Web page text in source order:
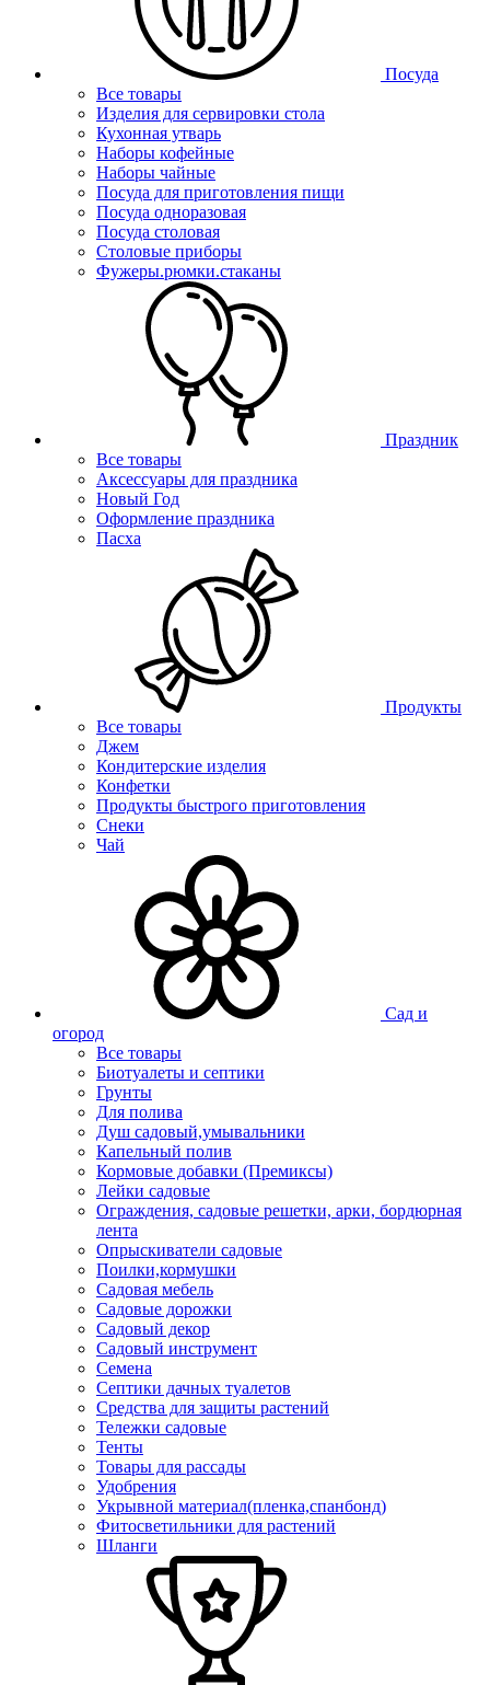
Посуда
Все товары
Изделия для сервировки стола
Кухонная утварь
Наборы кофейные
Наборы чайные
Посуда для приготовления пищи
Посуда одноразовая
Посуда столовая
Столовые приборы
Фужеры.рюмки.стаканы
Праздник
Все товары
Аксессуары для праздника
Новый Год
Оформление праздника
Пасха
Продукты
Все товары
Джем
Кондитерские изделия
Конфетки
Продукты быстрого приготовления
Снеки
Чай
Сад и
огород
Все товары
Биотуалеты и септики
Грунты
Для полива
Душ садовый,умывальники
Капельный полив
Кормовые добавки (Премиксы)
Лейки садовые
Ограждения, садовые решетки, арки, бордюрная
лента
Опрыскиватели садовые
Поилки,кормушки
Садовая мебель
Садовые дорожки
Садовый декор
Садовый инструмент
Семена
Септики дачных туалетов
Средства для защиты растений
Тележки садовые
Тенты
Товары для рассады
Удобрения
Укрывной материал(пленка,спанбонд)
Фитосветильники для растений
Шланги